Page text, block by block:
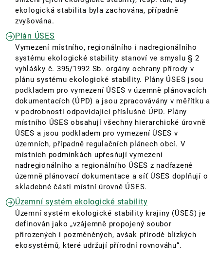
ekologická stabilita byla zachována, případně
zvyšována.
Plán ÚSES
Vymezení místního, regionálního i nadregionálního
systému ekologické stability stanoví ve smyslu § 2
vyhlášky č. 395/1992 Sb. orgány ochrany přírody v
plánu systému ekologické stability. Plány ÚSES jsou
podkladem pro vymezení ÚSES v územně plánovacích
dokumentacích (ÚPD) a jsou zpracovávány v měřítku a
v podrobnosti odpovídající příslušné ÚPD. Plány
místního ÚSES obsahují všechny hierarchické úrovně
ÚSES a jsou podkladem pro vymezení ÚSES v
územních, případně regulačních plánech obcí. V
místních podmínkách upřesňují vymezení
nadregionálního a regionálního ÚSES z nadřazené
územně plánovací dokumentace a síť ÚSES doplňují o
skladebné části místní úrovně ÚSES.
Územní systém ekologické stability
Územní systém ekologické stability krajiny (ÚSES) je
definován jako „vzájemně propojený soubor
přirozených i pozměněných, avšak přírodě blízkých
ekosystémů, které udržují přírodní rovnováhu“.